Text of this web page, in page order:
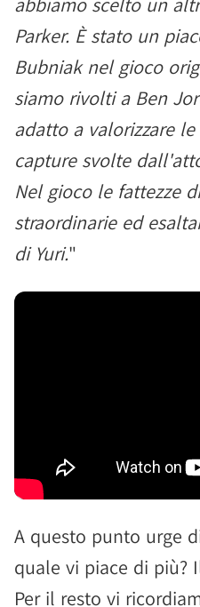
Parker. È stato un
Bubniak nel gioco
siamo rivolti a Ben
adatto a valorizzare
capture svolte
Nel gioco le fattezze
straordinarie ed
di Yuri."
A questo punto urge
quale vi piace di più?
Per il resto vi